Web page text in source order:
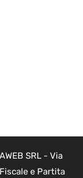
SRL - Via
e Partita